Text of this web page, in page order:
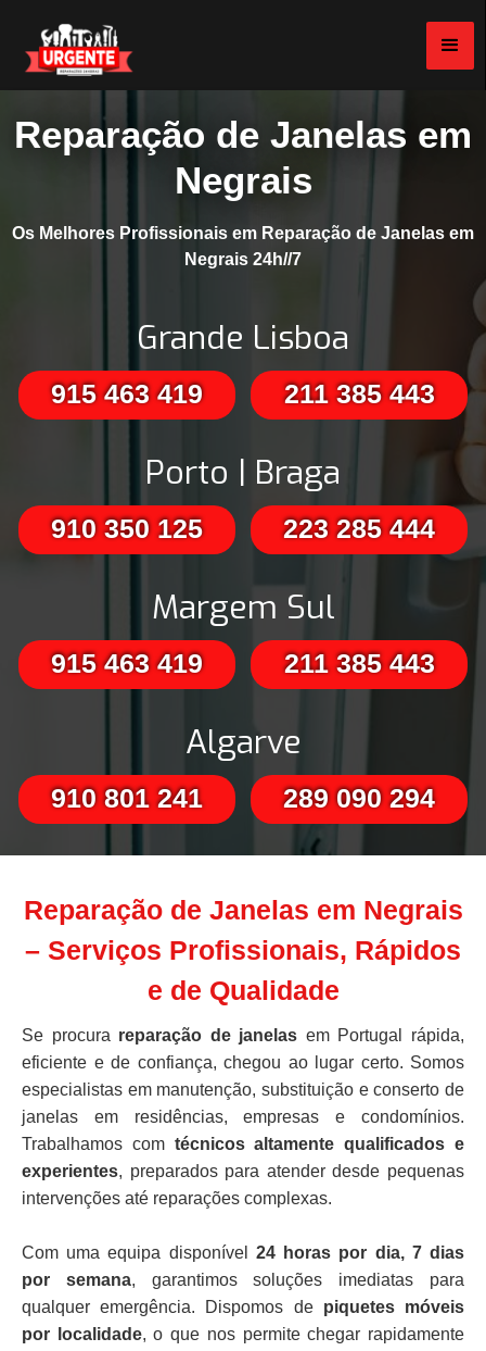
Reparação de Janelas em
Negrais
Os Melhores Profissionais em Reparação de Janelas em
Negrais 24h//7
Grande Lisboa
915 463 419 211 385 443
Porto | Braga
910 350 125 223 285 444
Margem Sul
915 463 419 211 385 443
Algarve
910 801 241 289 090 294
Reparação de Janelas em Negrais
– Serviços Profissionais, Rápidos
e de Qualidade
Se procura reparação de janelas em Portugal rápida,
eficiente e de confiança, chegou ao lugar certo. Somos
especialistas em manutenção, substituição e conserto de
janelas em residências, empresas e condomínios.
Trabalhamos com técnicos altamente qualificados e
experientes, preparados para atender desde pequenas
intervenções até reparações complexas.
Com uma equipa disponível 24 horas por dia, 7 dias
por semana, garantimos soluções imediatas para
qualquer emergência. Dispomos de piquetes móveis
por localidade, o que nos permite chegar rapidamente